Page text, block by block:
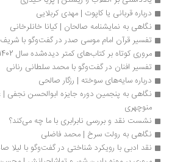
درباره قربانی یا کاپوت | مهدی کربلایی
نگاهی به نمایشنامه صالحان | کیانا خانلرخانی
تفسیر قرآن امام موسی صدر در گفت‌وگو با شریف لک‌زایی
مروری کوتاه بر کتاب‌های کمتر دیده‌شده سال 1402 | شبنم کهن‌چی
تفسیر افنان در گفت‌وگو با محمد سلطانی رنانی
درباره سایه‌های سوخته | رزگار صالحی
منوچهری
نشست نقد و بررسی نابرابری با ما چه می‌کند؟
نگاهی به رولت سرخ | محمد فاضلی
نقد ادبی با رویکرد شناختی در گفت‌وگو با لیلا صادقی